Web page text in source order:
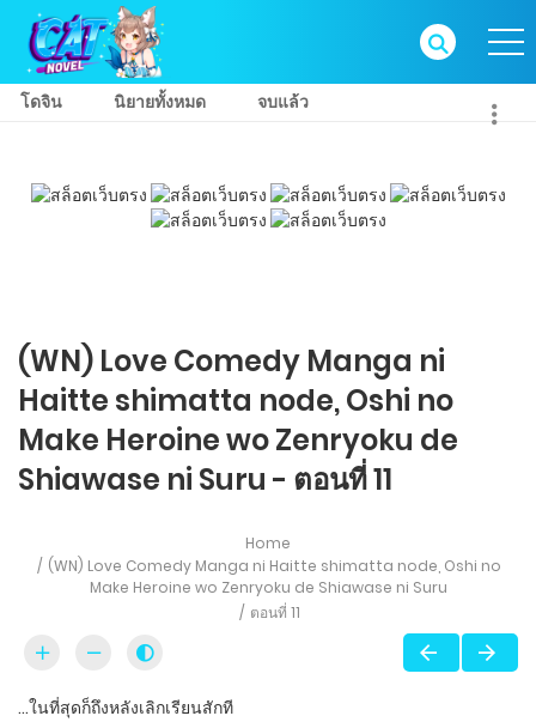
โดจิน นิยายทั้งหมด จบแล้ว
(WN) Love Comedy Manga ni
Haitte​ shimatta node, Oshi no
Make Heroine wo Zenryoku de
Shiawase ni Suru - ตอนที่ 11
Home
(WN) Love Comedy Manga ni Haitte​ shimatta node, Oshi no
Make Heroine wo Zenryoku de Shiawase ni Suru
ตอนที่ 11
…ในที่สุดก็ถึงหลังเลิกเรียนสักที